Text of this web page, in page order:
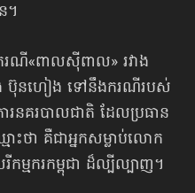
។
ណី«ពាលស៊ីពាល» រវាង
នហៀង ទៅនឹងករណីរបស់
នគរបាលជាតិ ដែលប្រធាន
ះថា គឺជាអ្នកសម្លាប់លោក
ម្មករកម្ពុជា ដ៏ល្បីល្បាញ។